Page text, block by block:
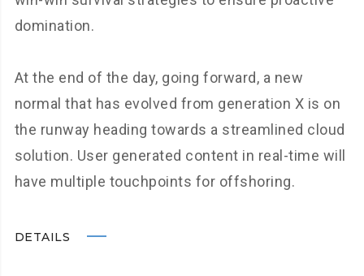
domination.
At the end of the day, going forward, a new
normal that has evolved from generation X is on
the runway heading towards a streamlined cloud
solution. User generated content in real-time will
have multiple touchpoints for offshoring.
DETAILS